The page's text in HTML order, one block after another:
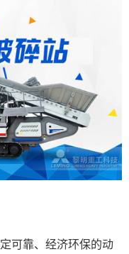
可靠、经济环保的动